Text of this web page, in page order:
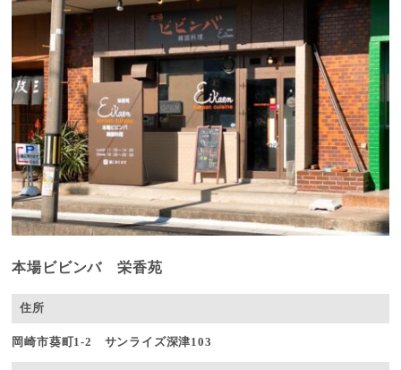
本場ビビンバ 栄香苑
住所
岡崎市葵町1-2 サンライズ深津103